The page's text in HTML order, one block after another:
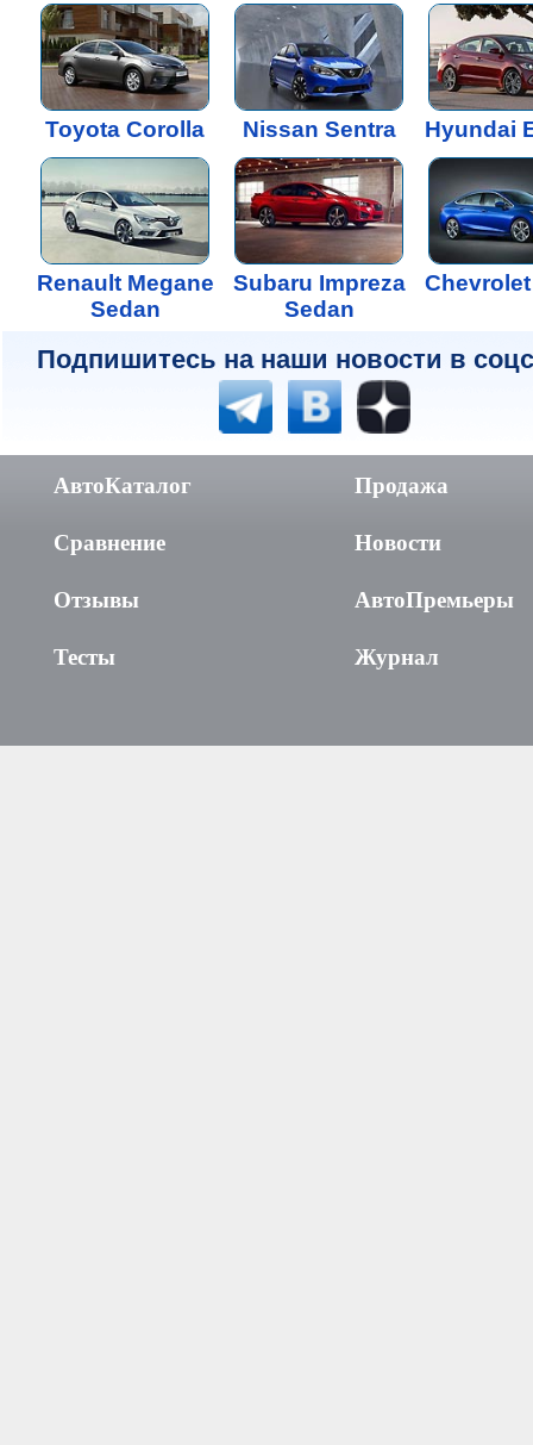
Toyota Corolla Nissan Sentra Hyundai
Renault Megane
Sedan
Subaru Impreza
Sedan
Подпишитесь на наши новости в
АвтоКаталог
Сравнение
Отзывы
Тесты
Продажа
Новости
АвтоПремьеры
Журнал